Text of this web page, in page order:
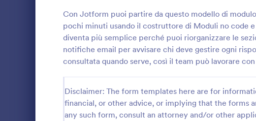
Con Jotform puoi partire da questo modello di
pochi minuti usando il costruttore di Moduli no code
diventa più semplice perché puoi riorganizzare le
notifiche email per avvisare chi deve gestire ogni
consultata quando serve, così il team può lavorare
Disclaimer: The form templates here are for
financial, or other advice, or implying that the forms
any such form, consult an attorney and/or other
la Scheda Dati
Jotform, utile per uffici
responsabili di reparto
centralizzare la
risposta del modulo.
Go to Category:
Moduli Risorse Umane
Moduli di Presenza 15
Revisione 47
Moduli di autorizzazione 115
Moduli per il Black Friday 4